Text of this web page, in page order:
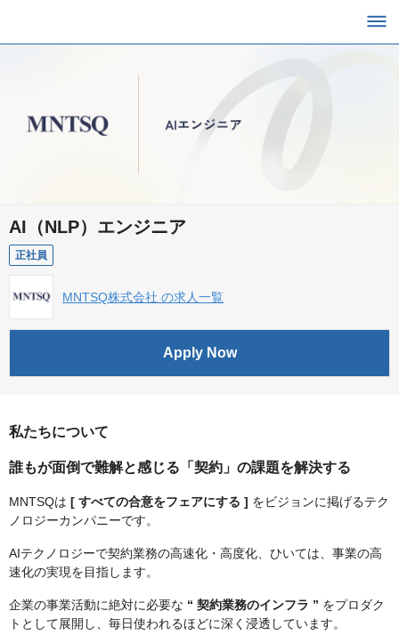
AI（NLP）エンジニア
正社員
MNTSQ株式会社 の求人一覧
Apply Now
私たちについて
誰もが面倒で難解と感じる「契約」の課題を解決する
MNTSQは [ すべての合意をフェアにする ] をビジョンに掲げるテク
ノロジーカンパニーです。
AIテクノロジーで契約業務の高速化・高度化、ひいては、事業の高
速化の実現を目指します。
企業の事業活動に絶対に必要な “ 契約業務のインフラ ” をプロダク
トとして展開し、毎日使われるほどに深く浸透しています。